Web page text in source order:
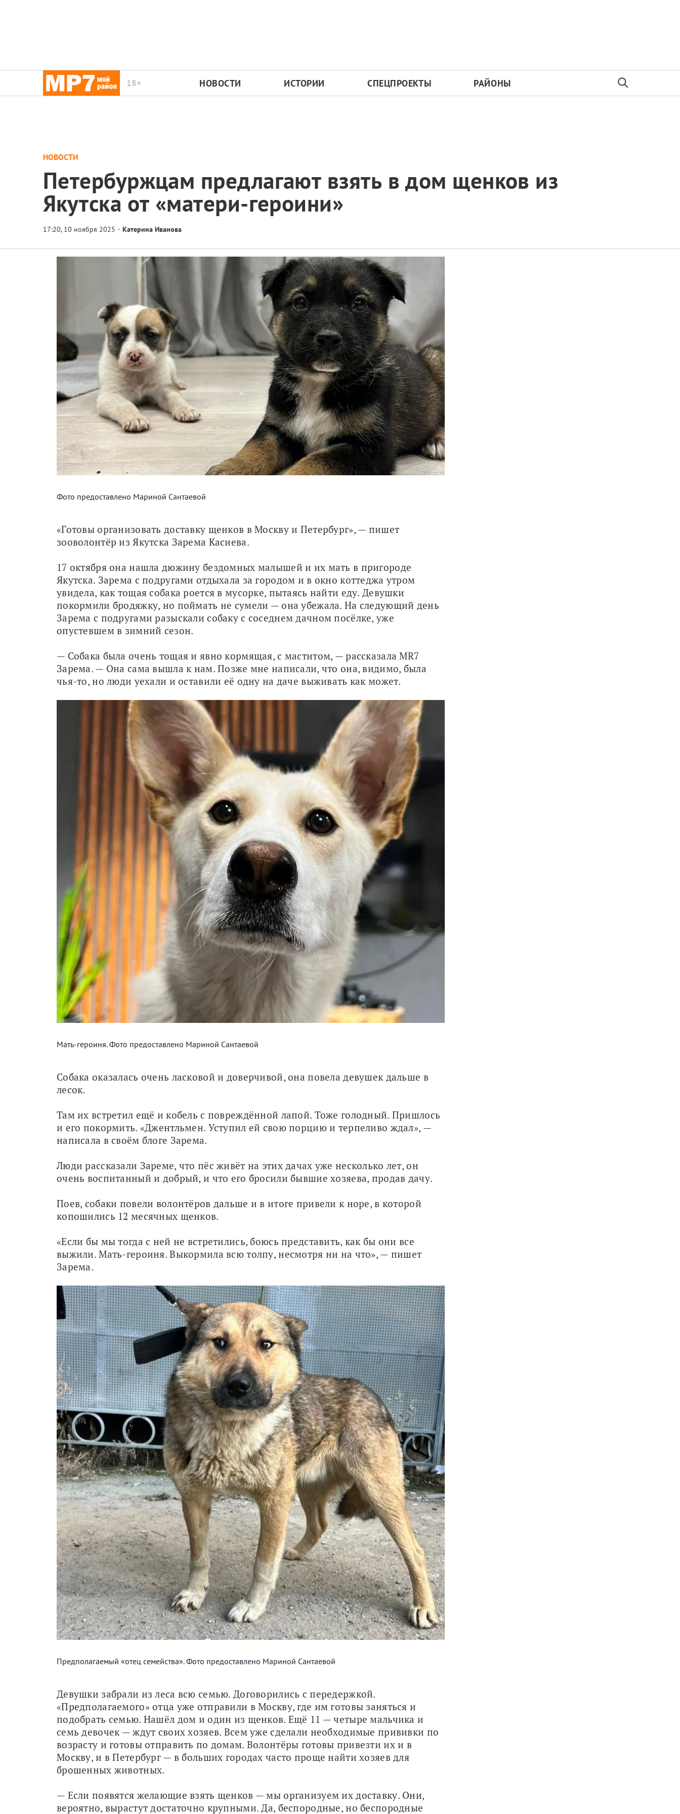
18+ НОВОСТИ ИСТОРИИ СПЕЦПРОЕКТЫ РАЙОНЫ
НОВОСТИ
Петербуржцам предлагают взять в дом щенков из
Якутска от «матери-героини»
Катерина Иванова
Фото предоставлено Мариной Сантаевой
«Готовы организовать доставку щенков в Москву и Петербург», — пишет
зооволонтёр из Якутска Зарема Касиева.
17 октября она нашла дюжину бездомных малышей и их мать в пригороде
Якутска. Зарема с подругами отдыхала за городом и в окно коттеджа утром
увидела, как тощая собака роется в мусорке, пытаясь найти еду. Девушки
покормили бродяжку, но поймать не сумели — она убежала. На следующий день
Зарема с подругами разыскали собаку с соседнем дачном посёлке, уже
опустевшем в зимний сезон.
— Собака была очень тощая и явно кормящая, с маститом, — рассказала MR7
Зарема. — Она сама вышла к нам. Позже мне написали, что она, видимо, была
чья-то, но люди уехали и оставили её одну на даче выживать как может.
Мать-героиня. Фото предоставлено Мариной Сантаевой
Собака оказалась очень ласковой и доверчивой, она повела девушек дальше в
лесок.
Там их встретил ещё и кобель с повреждённой лапой. Тоже голодный. Пришлось
и его покормить. «Джентльмен. Уступил ей свою порцию и терпеливо ждал», —
написала в своём блоге Зарема.
Люди рассказали Зареме, что пёс живёт на этих дачах уже несколько лет, он
очень воспитанный и добрый, и что его бросили бывшие хозяева, продав дачу.
Поев, собаки повели волонтёров дальше и в итоге привели к норе, в которой
копошились 12 месячных щенков.
«Если бы мы тогда с ней не встретились, боюсь представить, как бы они все
выжили. Мать-героиня. Выкормила всю толпу, несмотря ни на что», — пишет
Зарема.
Предполагаемый «отец семейства». Фото предоставлено Мариной Сантаевой
Девушки забрали из леса всю семью. Договорились с передержкой.
«Предполагаемого» отца уже отправили в Москву, где им готовы заняться и
подобрать семью. Нашёл дом и один из щенков. Ещё 11 — четыре мальчика и
семь девочек — ждут своих хозяев. Всем уже сделали необходимые прививки по
возрасту и готовы отправить по домам. Волонтёры готовы привезти их и в
Москву, и в Петербург — в больших городах часто проще найти хозяев для
брошенных животных.
— Если появятся желающие взять щенков — мы организуем их доставку. Они,
вероятно, вырастут достаточно крупными. Да, беспородные, но беспородные